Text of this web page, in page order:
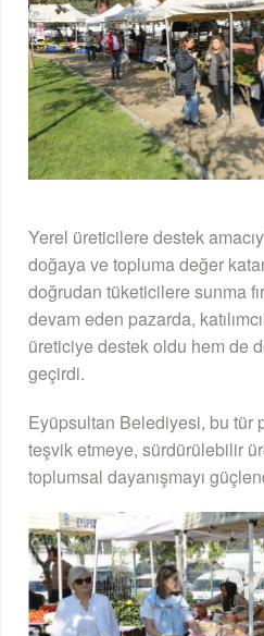
Yerel üreticilere destek
doğaya ve topluma değer
doğrudan tüketicilere sunma
devam eden pazarda,
üreticiye destek oldu hem de
geçirdi.
Eyüpsultan Belediyesi, bu tür
teşvik etmeye, sürdürülebilir
toplumsal dayanışmayı